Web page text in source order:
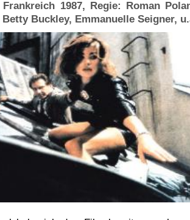
Frankreich 1987, Regie: Roman
Betty Buckley, Emmanuelle Seigner,